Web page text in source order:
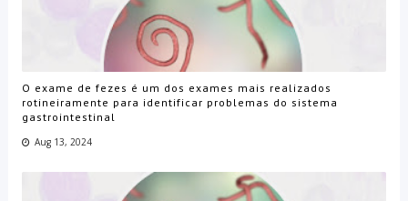
O exame de fezes é um dos exames mais realizados
rotineiramente para identificar problemas do sistema
gastrointestinal
Aug 13, 2024